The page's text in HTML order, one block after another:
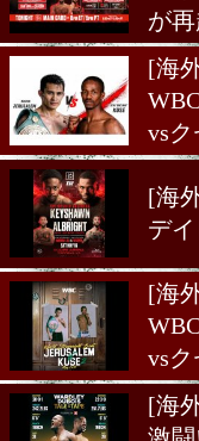
[
[
[